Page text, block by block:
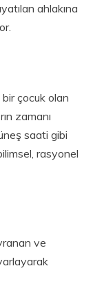
ahlakına
bir çocuk olan
zamanı
saati gibi
rasyonel
ve